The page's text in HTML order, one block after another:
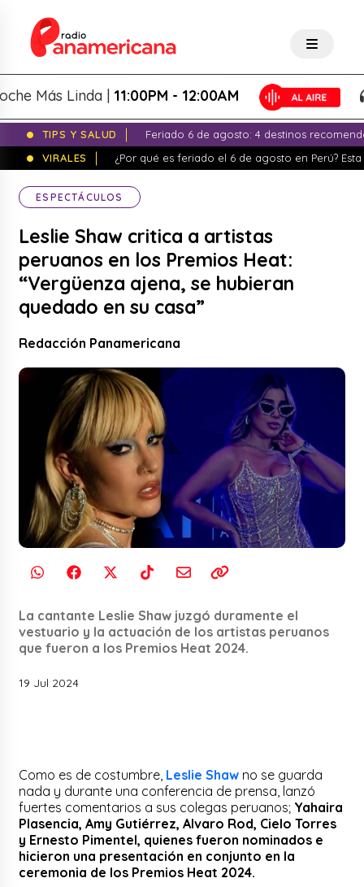
Más Linda |11:00PM - 12:00AM
TIPS Y SALUD
Feriado 6 de agosto: 4 destinos
VIRALES
¿Por qué es feriado el 6 de agosto en Perú?
ESPECTÁCULOS
Leslie Shaw critica a artistas
peruanos en los Premios Heat:
“Vergüenza ajena, se hubieran
quedado en su casa”
Redacción Panamericana
La cantante Leslie Shaw juzgó duramente el
vestuario y la actuación de los artistas peruanos
que fueron a los Premios Heat 2024.
19 Jul 2024
Como es de costumbre, Leslie Shaw no se guarda
nada y durante una conferencia de prensa, lanzó
fuertes comentarios a sus colegas peruanos; Yahaira
Plasencia, Amy Gutiérrez, Alvaro Rod, Cielo Torres
y Ernesto Pimentel, quienes fueron nominados e
hicieron una presentación en conjunto en la
ceremonia de los Premios Heat 2024.